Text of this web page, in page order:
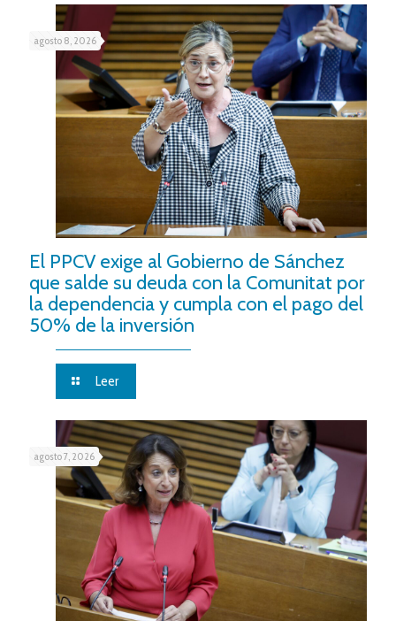
agosto 8, 2026
El PPCV exige al Gobierno de Sánchez
que salde su deuda con la Comunitat por
la dependencia y cumpla con el pago del
50% de la inversión
Leer
agosto 7, 2026